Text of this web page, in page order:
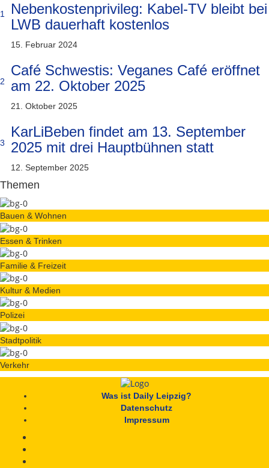
1
Nebenkostenprivileg: Kabel-TV bleibt bei
LWB dauerhaft kostenlos
15. Februar 2024
2
Café Schwestis: Veganes Café eröffnet
am 22. Oktober 2025
21. Oktober 2025
3
KarLiBeben findet am 13. September
2025 mit drei Hauptbühnen statt
12. September 2025
Themen
Bauen & Wohnen
Essen & Trinken
Familie & Freizeit
Kultur & Medien
Polizei
Stadtpolitik
Verkehr
Was ist Daily Leipzig?
Datenschutz
Impressum